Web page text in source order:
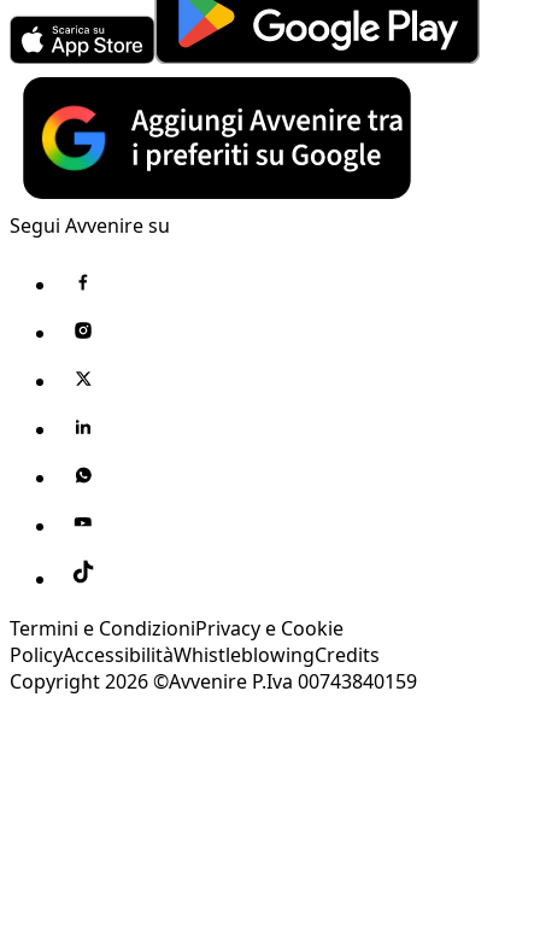
Segui Avvenire su
Termini e CondizioniPrivacy e Cookie
PolicyAccessibilitàWhistleblowingCredits
Copyright 2026 ©Avvenire P.Iva 00743840159